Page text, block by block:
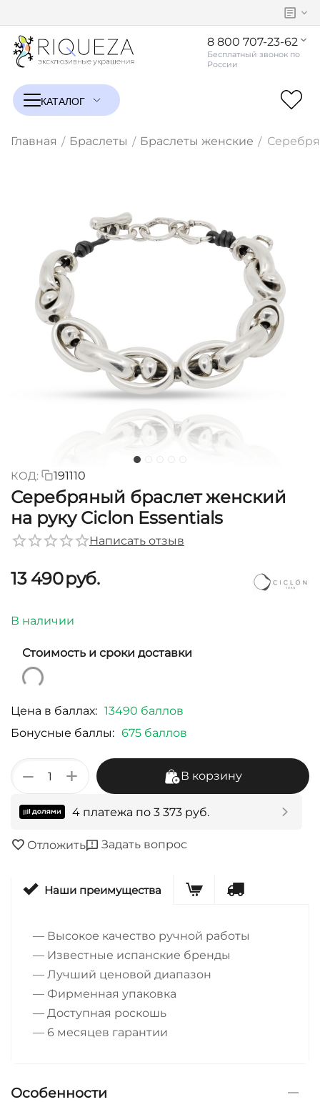
8 800 707-23-62
Главная / Браслеты / Браслеты женские /
КОД: 191110
Серебряный браслет женский
на руку Ciclon Essentials
Написать отзыв
13 490руб.
В наличии
Стоимость и сроки доставки
Цена в баллах: 13490 баллов
Бонусные баллы: 675 баллов
+
− В корзину
4 платежа по 3 373 руб.
Отложить Задать вопрос
Наши преимущества
— Высокое качество ручной работы
— Известные испанские бренды
— Лучший ценовой диапазон
— Фирменная упаковка
— Доступная роскошь
— 6 месяцев гарантии
Особенности